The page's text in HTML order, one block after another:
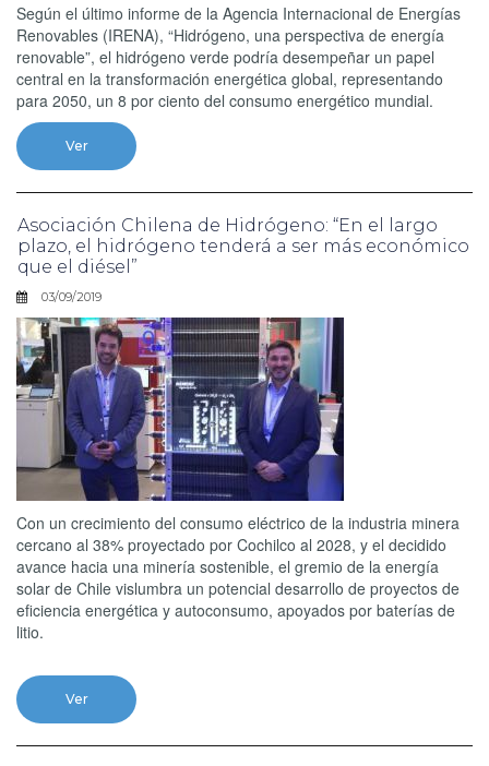
Según el último informe de la Agencia Internacional de Energías
Renovables (IRENA), “Hidrógeno, una perspectiva de energía
renovable”, el hidrógeno verde podría desempeñar un papel
central en la transformación energética global, representando
para 2050, un 8 por ciento del consumo energético mundial.
Ver
Asociación Chilena de Hidrógeno: “En el largo
plazo, el hidrógeno tenderá a ser más económico
que el diésel”
03/09/2019
Con un crecimiento del consumo eléctrico de la industria minera
cercano al 38% proyectado por Cochilco al 2028, y el decidido
avance hacia una minería sostenible, el gremio de la energía
solar de Chile vislumbra un potencial desarrollo de proyectos de
eficiencia energética y autoconsumo, apoyados por baterías de
litio.
Ver